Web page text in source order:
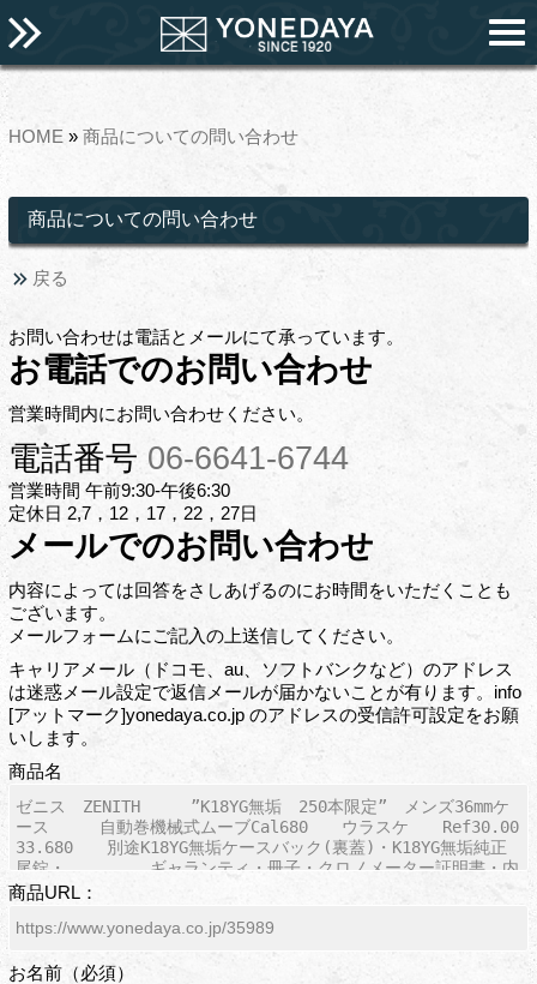
HOME » 商品についての問い合わせ
商品についての問い合わせ
戻る
お問い合わせは電話とメールにて承っています。
お電話でのお問い合わせ
営業時間内にお問い合わせください。
電話番号 06-6641-6744
営業時間 午前9:30-午後6:30
定休日 2,7，12，17，22，27日
メールでのお問い合わせ
内容によっては回答をさしあげるのにお時間をいただくことも
ございます。
メールフォームにご記入の上送信してください。
キャリアメール（ドコモ、au、ソフトバンクなど）のアドレス
は迷惑メール設定で返信メールが届かないことが有ります。info
[アットマーク]yonedaya.co.jp のアドレスの受信許可設定をお願
いします。
商品名
商品URL：
お名前（必須）